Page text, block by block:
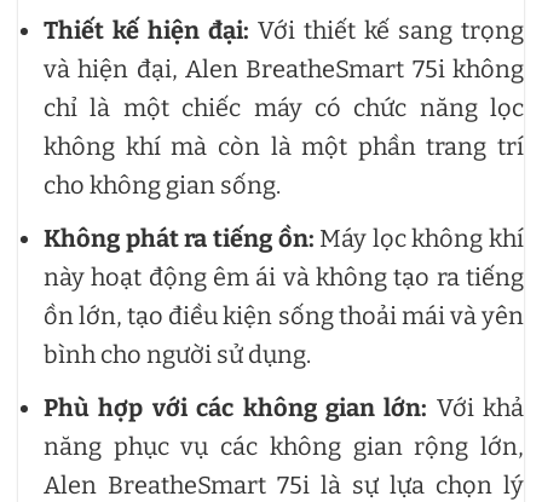
Thiết kế hiện đại: Với thiết kế sang trọng
và hiện đại, Alen BreatheSmart 75i không
chỉ là một chiếc máy có chức năng lọc
không khí mà còn là một phần trang trí
cho không gian sống.
Không phát ra tiếng ồn: Máy lọc không khí
này hoạt động êm ái và không tạo ra tiếng
ồn lớn, tạo điều kiện sống thoải mái và yên
bình cho người sử dụng.
Phù hợp với các không gian lớn: Với khả
năng phục vụ các không gian rộng lớn,
Alen BreatheSmart 75i là sự lựa chọn lý